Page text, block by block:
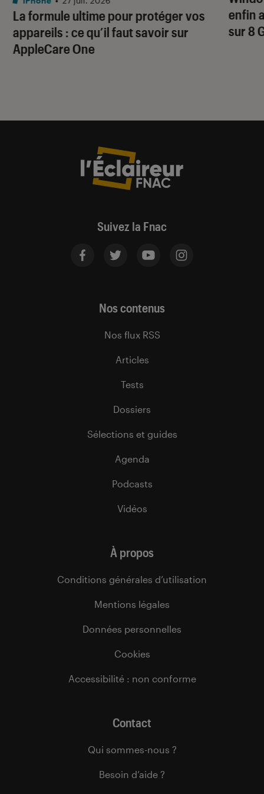
La formule ultime pour protéger vos
appareils : ce qu’il faut savoir sur
AppleCare One
enfin
sur 8
Suivez la Fnac
Nos contenus
Nos flux RSS
Articles
Tests
Dossiers
Sélections et guides
Agenda
Podcasts
Vidéos
À propos
Conditions générales d’utilisation
Mentions légales
Données personnelles
Cookies
Accessibilité : non conforme
Contact
Qui sommes-nous ?
Besoin d’aide ?